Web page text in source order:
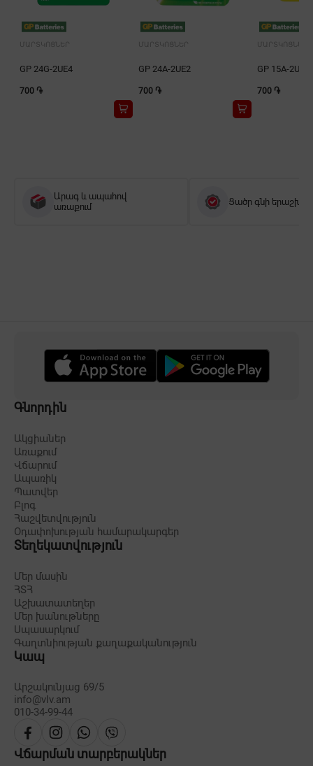
ՄԱՐՏԿՈՑՆԵՐ
GP 24G-2UE4
700 ֏
ՄԱՐՏԿՈՑՆԵՐ
GP 24A-2UE2
700 ֏
ՄԱՐՏԿՈՑՆԵՐ
GP 15A-2UE2
700 ֏
Արագ և ապահով
առաքում
Ցածր գնի երաշխիք
Գնորդին
Ակցիաներ
Առաքում
Վճարում
Ապառիկ
Պատվեր
Բլոգ
Հաշվետվություն
Օդափոխության համարակարգեր
Տեղեկատվություն
Մեր մասին
ՀՏՀ
Աշխատատեղեր
Մեր խանութները
Սպասարկում
Գաղտնիության քաղաքականություն
Կապ
Արշակունյաց 69/5
info@vlv.am
010-34-99-44
Վճարման տարբերակներ